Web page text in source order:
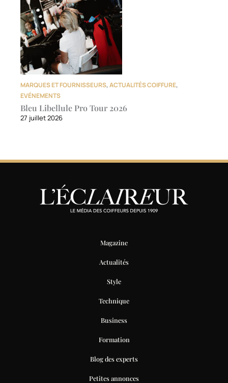
MARQUES ET FOURNISSEURS,ACTUALITÉS COIFFURE,
EVÉNEMENTS
Bleu Libellule Pro Tour 2026
27 juillet 2026
Magazine
Actualités
Style
Technique
Business
Formation
Blog des experts
Petites annonces